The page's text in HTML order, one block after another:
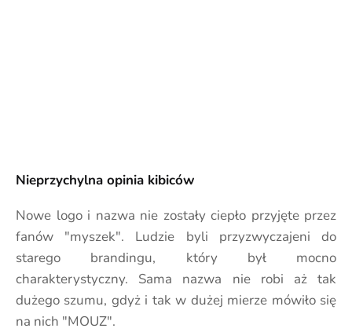
Nieprzychylna opinia kibiców
Nowe logo i nazwa nie zostały ciepło przyjęte przez
fanów "myszek". Ludzie byli przyzwyczajeni do
starego brandingu, który był mocno
charakterystyczny. Sama nazwa nie robi aż tak
dużego szumu, gdyż i tak w dużej mierze mówiło się
na nich "MOUZ".